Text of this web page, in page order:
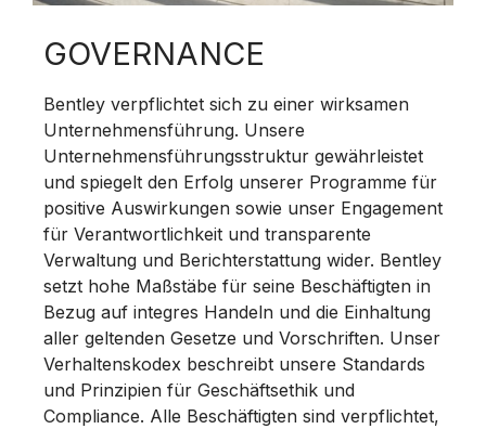
GOVERNANCE
Bentley verpflichtet sich zu einer wirksamen
Unternehmensführung. Unsere
Unternehmensführungsstruktur gewährleistet
und spiegelt den Erfolg unserer Programme für
positive Auswirkungen sowie unser Engagement
für Verantwortlichkeit und transparente
Verwaltung und Berichterstattung wider. Bentley
setzt hohe Maßstäbe für seine Beschäftigten in
Bezug auf integres Handeln und die Einhaltung
aller geltenden Gesetze und Vorschriften. Unser
Verhaltenskodex beschreibt unsere Standards
und Prinzipien für Geschäftsethik und
Compliance. Alle Beschäftigten sind verpflichtet,